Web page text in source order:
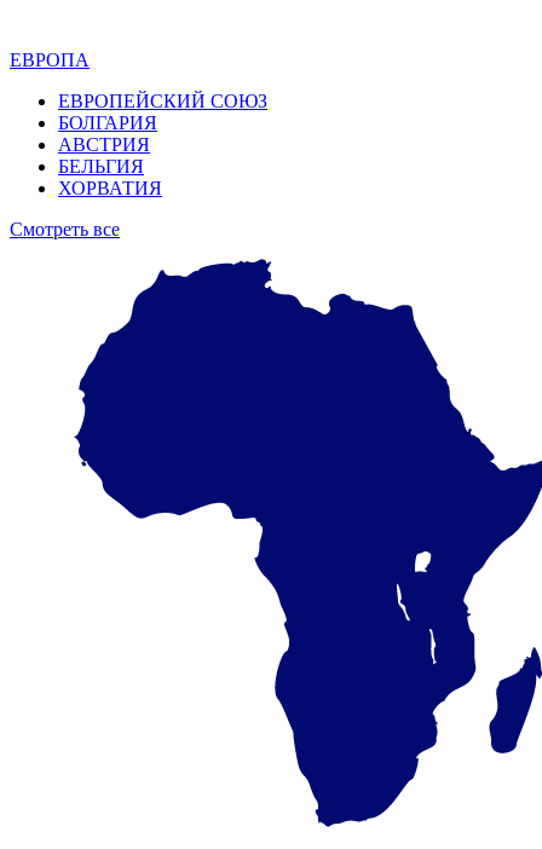
ЕВРОПА
ЕВРОПЕЙСКИЙ СОЮЗ
БОЛГАРИЯ
АВСТРИЯ
БЕЛЬГИЯ
ХОРВАТИЯ
Смотреть все